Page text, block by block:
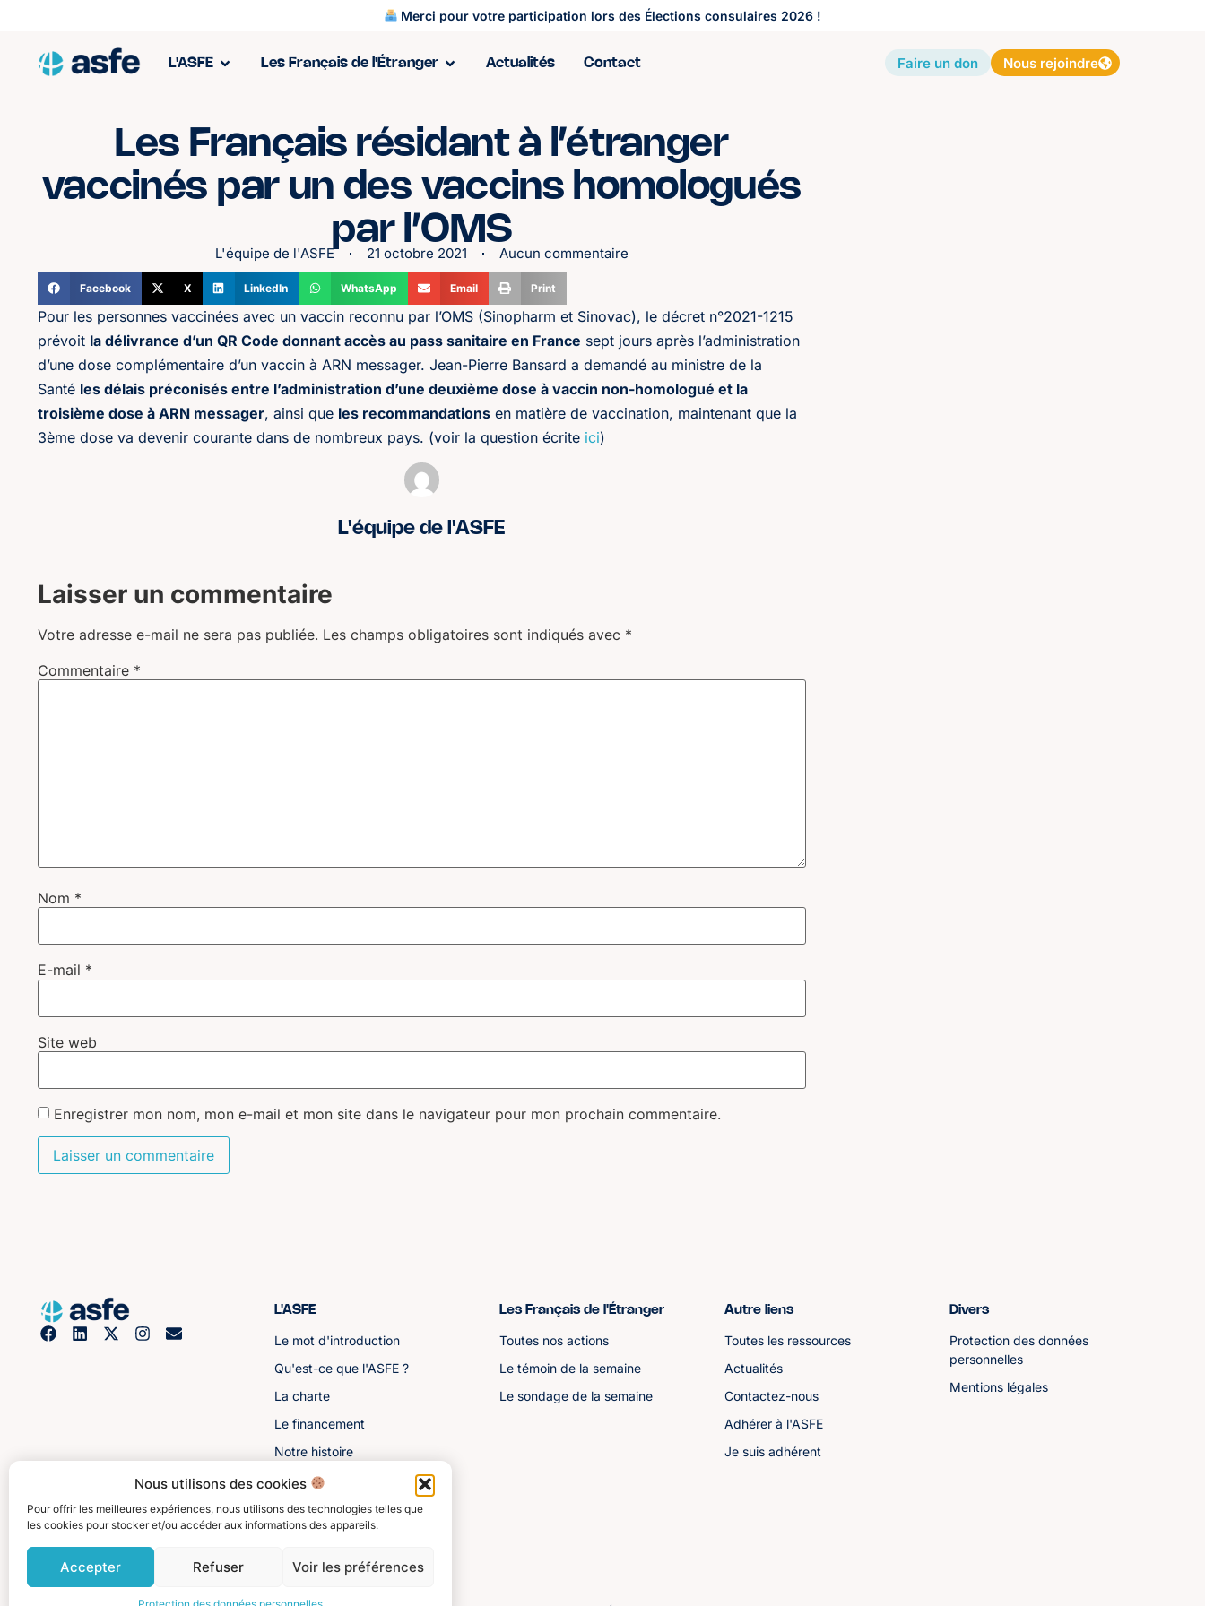
Nous utilisons des cookies
Pour offrir les meilleures expériences, nous utilisons des technologies telles que
les cookies pour stocker et/ou accéder aux informations des appareils.
Accepter Refuser Voir les préférences
Merci pour votre participation lors des Élections consulaires 2026 !
L'ASFE Les Français de l'Étranger Actualités Contact Faire un don Nous rejoindre
Les Français résidant à l’étranger
vaccinés par un des vaccins homologués
par l’OMS
L'équipe de l'ASFE 21 octobre 2021 Aucun commentaire
Facebook X LinkedIn WhatsApp Email Print
Pour les personnes vaccinées avec un vaccin reconnu par l’OMS (Sinopharm et Sinovac), le décret n°2021-1215
prévoit la délivrance d’un QR Code donnant accès au pass sanitaire en France sept jours après l’administration
d’une dose complémentaire d’un vaccin à ARN messager. Jean-Pierre Bansard a demandé au ministre de la
Santé les délais préconisés entre l’administration d’une deuxième dose à vaccin non-homologué et la
troisième dose à ARN messager, ainsi que les recommandations en matière de vaccination, maintenant que la
3ème dose va devenir courante dans de nombreux pays. (voir la question écrite ici)
L'équipe de l'ASFE
Laisser un commentaire
Votre adresse e-mail ne sera pas publiée. Les champs obligatoires sont indiqués avec *
Commentaire *
Nom *
E-mail *
Site web
Enregistrer mon nom, mon e-mail et mon site dans le navigateur pour mon prochain commentaire.
L'ASFE
Le mot d'introduction
Qu'est-ce que l'ASFE ?
La charte
Le financement
Notre histoire
Les sénateurs
Les Français de l'Étranger
Toutes nos actions
Le témoin de la semaine
Le sondage de la semaine
Autre liens
Toutes les ressources
Actualités
Contactez-nous
Adhérer à l'ASFE
Je suis adhérent
Divers
Protection des données
personnelles
Mentions légales